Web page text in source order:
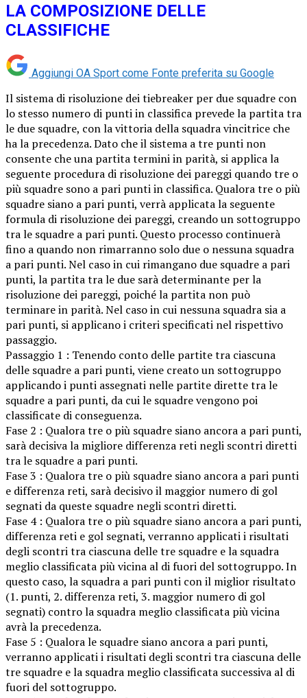
LA COMPOSIZIONE DELLE
CLASSIFICHE
Aggiungi OA Sport come Fonte preferita su Google
Il sistema di risoluzione dei tiebreaker per due squadre con
lo stesso numero di punti in classifica prevede la partita tra
le due squadre, con la vittoria della squadra vincitrice che
ha la precedenza. Dato che il sistema a tre punti non
consente che una partita termini in parità, si applica la
seguente procedura di risoluzione dei pareggi quando tre o
più squadre sono a pari punti in classifica. Qualora tre o più
squadre siano a pari punti, verrà applicata la seguente
formula di risoluzione dei pareggi, creando un sottogruppo
tra le squadre a pari punti. Questo processo continuerà
fino a quando non rimarranno solo due o nessuna squadra
a pari punti. Nel caso in cui rimangano due squadre a pari
punti, la partita tra le due sarà determinante per la
risoluzione dei pareggi, poiché la partita non può
terminare in parità. Nel caso in cui nessuna squadra sia a
pari punti, si applicano i criteri specificati nel rispettivo
passaggio.
Passaggio 1 : Tenendo conto delle partite tra ciascuna
delle squadre a pari punti, viene creato un sottogruppo
applicando i punti assegnati nelle partite dirette tra le
squadre a pari punti, da cui le squadre vengono poi
classificate di conseguenza.
Fase 2 : Qualora tre o più squadre siano ancora a pari punti,
sarà decisiva la migliore differenza reti negli scontri diretti
tra le squadre a pari punti.
Fase 3 : Qualora tre o più squadre siano ancora a pari punti
e differenza reti, sarà decisivo il maggior numero di gol
segnati da queste squadre negli scontri diretti.
Fase 4 : Qualora tre o più squadre siano ancora a pari punti,
differenza reti e gol segnati, verranno applicati i risultati
degli scontri tra ciascuna delle tre squadre e la squadra
meglio classificata più vicina al di fuori del sottogruppo. In
questo caso, la squadra a pari punti con il miglior risultato
(1. punti, 2. differenza reti, 3. maggior numero di gol
segnati) contro la squadra meglio classificata più vicina
avrà la precedenza.
Fase 5 : Qualora le squadre siano ancora a pari punti,
verranno applicati i risultati degli scontri tra ciascuna delle
tre squadre e la squadra meglio classificata successiva al di
fuori del sottogruppo.